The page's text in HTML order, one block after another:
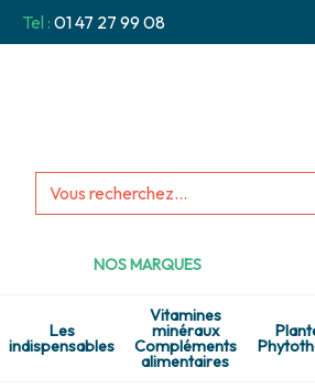
Tel : 01 47 27 99 08
NOS MARQUES
Les
indispensables
Vitamines
minéraux
Compléments
alimentaires